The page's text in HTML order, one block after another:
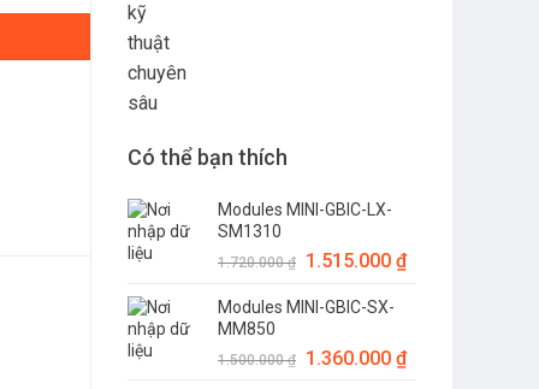
Có thể bạn thích
Modules MINI-GBIC-LX-
SM1310
1.720.000₫
Giá
là:
1.515.000 ₫Giá
1.515.000 ₫.
Modules MINI-GBIC-SX-
MM850
1.500.000₫
Giá
1.360.000 ₫Giá